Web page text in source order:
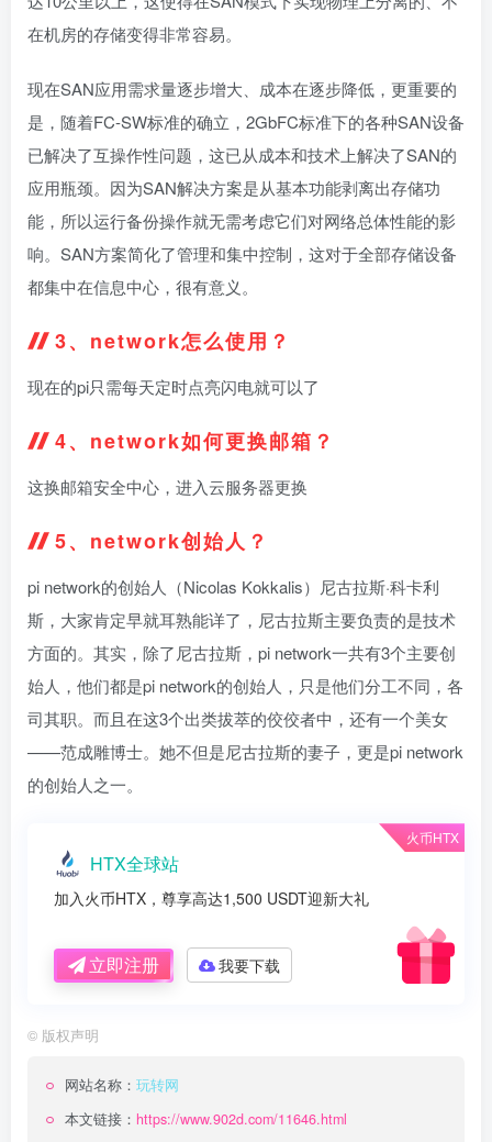
在机房的存储变得非常容易。
现在SAN应用需求量逐步增大、成本在逐步降低，更重要的
是，随着FC-SW标准的确立，2GbFC标准下的各种SAN设备
已解决了互操作性问题，这已从成本和技术上解决了SAN的
应用瓶颈。因为SAN解决方案是从基本功能剥离出存储功
能，所以运行备份操作就无需考虑它们对网络总体性能的影
响。SAN方案简化了管理和集中控制，这对于全部存储设备
都集中在信息中心，很有意义。
3、network怎么使用？
现在的pi只需每天定时点亮闪电就可以了
4、network如何更换邮箱？
这换邮箱安全中心，进入云服务器更换
5、network创始人？
pi network的创始人（Nicolas Kokkalis）尼古拉斯·科卡利
斯，大家肯定早就耳熟能详了，尼古拉斯主要负责的是技术
方面的。其实，除了尼古拉斯，pi network一共有3个主要创
始人，他们都是pi network的创始人，只是他们分工不同，各
司其职。而且在这3个出类拔萃的佼佼者中，还有一个美女
——范成雕博士。她不但是尼古拉斯的妻子，更是pi network
的创始人之一。
火币HTX
HTX全球站
加入火币HTX，尊享高达1,500 USDT迎新大礼
立即注册 我要下载
© 版权声明
网站名称： 玩转网
本文链接： https://www.902d.com/11646.html